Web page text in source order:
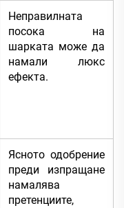
Неправилната
посока на
шарката може да
намали люкс
ефекта.
Ясното одобрение
преди изпращане
намалява
претенциите,